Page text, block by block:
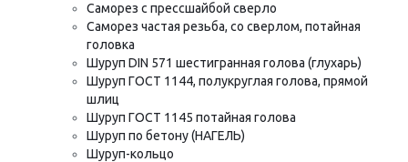
Саморез с прессшайбой сверло
Саморез частая резьба, со сверлом, потайная
головка
Шуруп DIN 571 шестигранная голова (глухарь)
Шуруп ГОСТ 1144, полукруглая голова, прямой
шлиц
Шуруп ГОСТ 1145 потайная голова
Шуруп по бетону (НАГЕЛЬ)
Шуруп-кольцо